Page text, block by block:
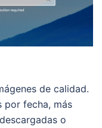
de calidad.
por fecha, más
o